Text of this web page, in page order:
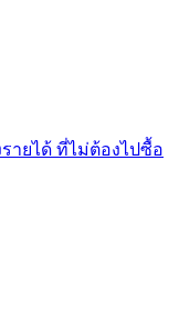
ายได้ ที่ไม่ต้องไปซื้อ